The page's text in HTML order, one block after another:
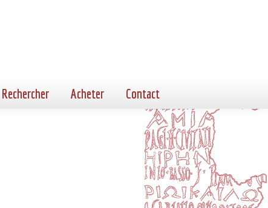
Rechercher Acheter Contact